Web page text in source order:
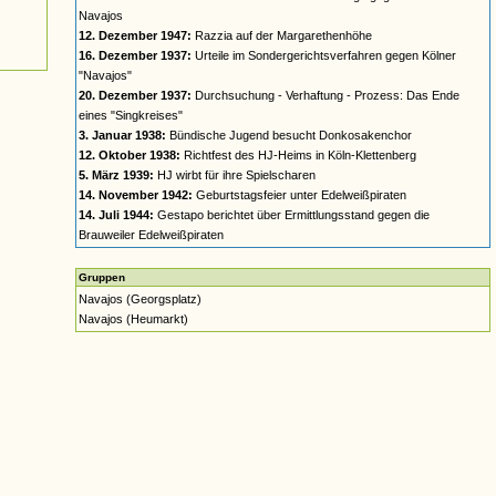
Navajos
12. Dezember 1947: Razzia auf der Margarethenhöhe
16. Dezember 1937: Urteile im Sondergerichtsverfahren gegen Kölner
"Navajos"
20. Dezember 1937: Durchsuchung - Verhaftung - Prozess: Das Ende
eines "Singkreises"
3. Januar 1938: Bündische Jugend besucht Donkosakenchor
12. Oktober 1938: Richtfest des HJ-Heims in Köln-Klettenberg
5. März 1939: HJ wirbt für ihre Spielscharen
14. November 1942: Geburtstagsfeier unter Edelweißpiraten
14. Juli 1944: Gestapo berichtet über Ermittlungsstand gegen die
Brauweiler Edelweißpiraten
Gruppen
Navajos (Georgsplatz)
Navajos (Heumarkt)